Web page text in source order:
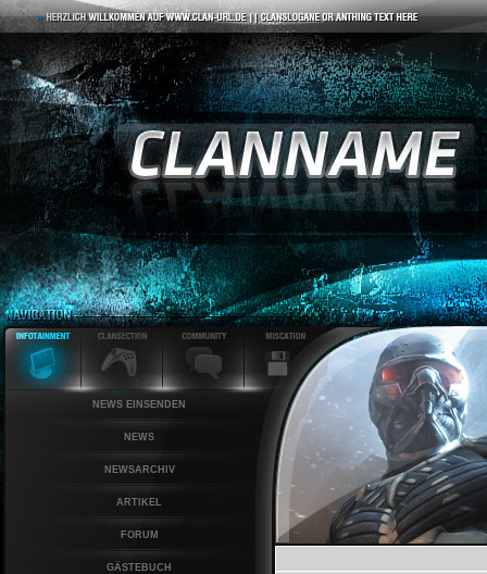
NEWS EINSENDEN
NEWS
NEWSARCHIV
ARTIKEL
FORUM
GÄSTEBUCH